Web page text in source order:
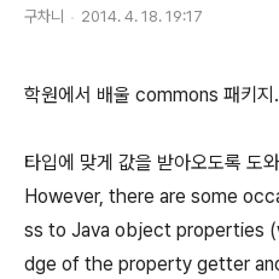
구차니 2014. 4. 18. 19:17
학원에서 배울 commons 패키지
타입에 맞게 값을 받아오도록 도
However, there are some
ss to Java object properties
dge of the property getter